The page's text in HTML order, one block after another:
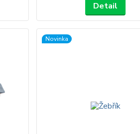
Detail
Novinka